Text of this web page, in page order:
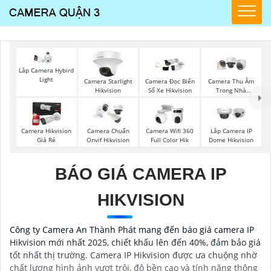
Lắp Camera Hybird
Light
Camera Starlight
Hikvision
Camera Đọc Biển
Số Xe Hikvision
Camera Thu Âm
Trong Nhà
Camera Hikvision
Giá Rẻ
Camera Chuẩn
Onvif Hikvision
Camera Wifi 360
Full Color Hik
Lắp Camera IP
Dome Hikvision
BÁO GIÁ CAMERA IP
HIKVISION
Công ty Camera An Thành Phát mang đến báo giá camera IP
Hikvision mới nhất 2025, chiết khấu lên đến 40%, đảm bảo giá
tốt nhất thị trường. Camera IP Hikvision được ưa chuộng nhờ
chất lượng hình ảnh vượt trội, độ bền cao và tính năng thông